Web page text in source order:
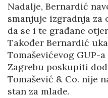
Nadalje, Bernardić
smanjuje izgradnja
da se i te građane
Također Bernardić
Tomaševićevog GUP-
Zagrebu poskupiti
Tomašević & Co. nije
stan za mlade.